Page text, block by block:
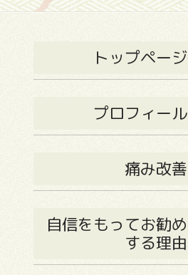
トップページ
プロフィール
痛み改善
自信をもってお勧め
する理由